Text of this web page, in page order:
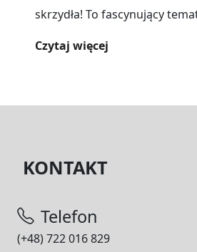
skrzydła! To fascynujący
Czytaj więcej
KONTAKT
Telefon
(+48) 722 016 829